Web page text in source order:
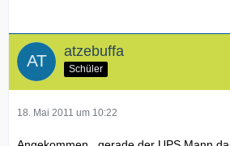
atzebuffa
Schüler
18. Mai 2011 um 10:22